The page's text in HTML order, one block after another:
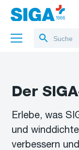
Referenzen
Jobs
Blog
Der
Erlebe, was
und
verbessern